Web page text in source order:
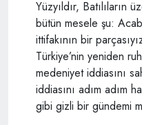
Yüzyıldır, Batılıların
bütün mesele şu:
ittifakının bir
Türkiye’nin yeniden
medeniyet iddiasını
iddiasını adım adım
gibi gizli bir gündemi